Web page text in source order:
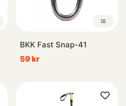
BKK Fast Snap-41
59 kr